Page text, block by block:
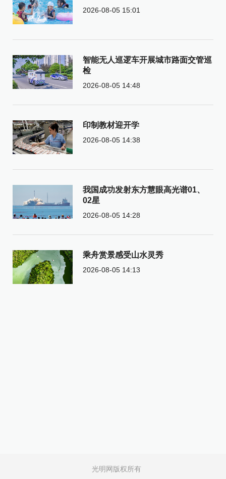
2026-08-05 15:01
智能无人巡逻车开展城市路面交管巡
检
2026-08-05 14:48
印制教材迎开学
2026-08-05 14:38
我国成功发射东方慧眼高光谱01、
02星
2026-08-05 14:28
乘舟赏景感受山水灵秀
2026-08-05 14:13
光明网版权所有